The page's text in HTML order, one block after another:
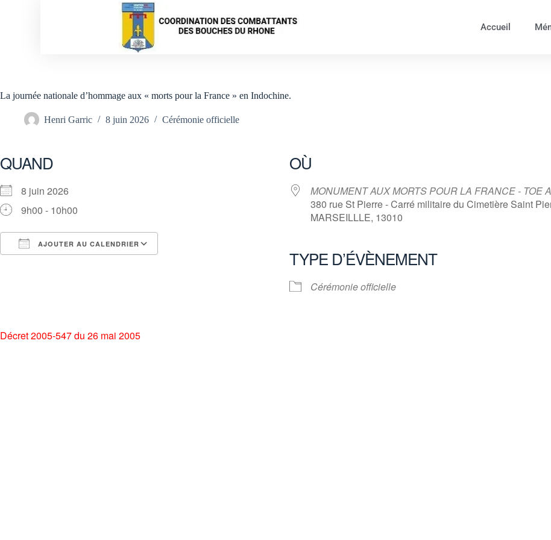
Accueil
La journée nationale d’hommage aux « morts pour la France » en Indochine.
Henri Garric 8 juin 2026 Cérémonie officielle
QUAND
8 juin 2026
9h00 - 10h00
AJOUTER AU CALENDRIER
OÙ
MONUMENT AUX MORTS POUR LA FRANCE - TOE
380 rue St Pierre - Carré militaire du Cimetière Saint
MARSEILLLE, 13010
TYPE D’ÉVÈNEMENT
Cérémonie officielle
Décret 2005-547 du 26 mai 2005